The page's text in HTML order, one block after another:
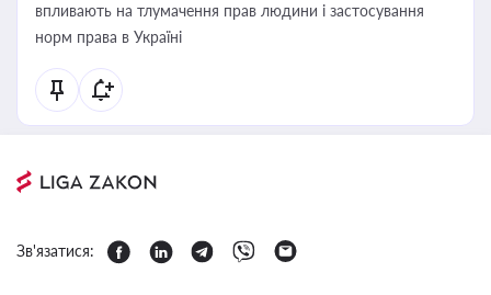
впливають на тлумачення прав людини і застосування
норм права в Україні
Зв'язатися: